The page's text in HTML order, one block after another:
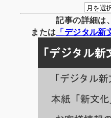
月
別
の
事
一
覧
記事の詳細は、
または 「デジタル新